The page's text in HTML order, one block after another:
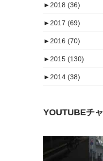
►2018 (36)
►2017 (69)
►2016 (70)
►2015 (130)
►2014 (38)
YOUTUBEチ